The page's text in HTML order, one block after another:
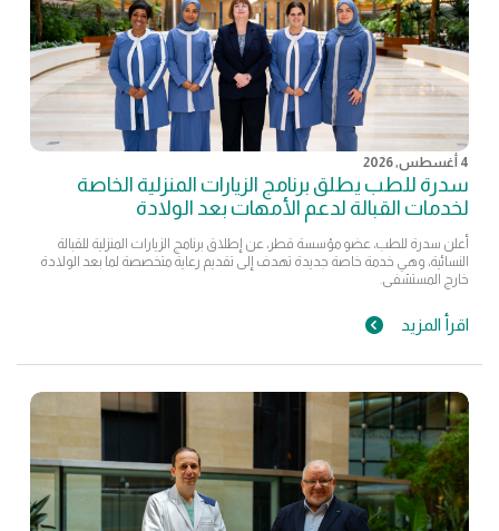
4 أغسطس, 2026
سدرة للطب يطلق برنامج الزيارات المنزلية الخاصة
لخدمات القبالة لدعم الأمهات بعد الولادة
أعلن سدرة للطب، عضو مؤسسة قطر، عن إطلاق برنامج الزيارات المنزلية للقبالة
النسائية، وهي خدمة خاصة جديدة تهدف إلى تقديم رعاية متخصصة لما بعد الولادة
خارج المستشفى.
اقرأ المزيد